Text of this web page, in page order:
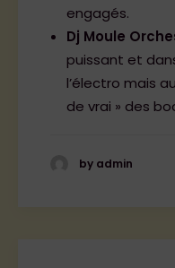
engagés.
Dj Moule
puissant et
l’électro mais
de vrai » des
by admin